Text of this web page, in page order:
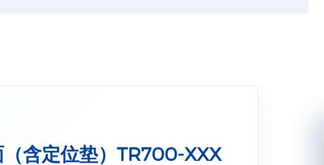
含定位垫）TR700-XXX